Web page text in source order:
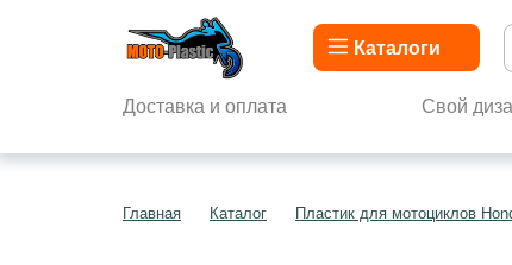
Каталоги
Доставка и оплата Свой
Главная Каталог Пластик для мотоциклов